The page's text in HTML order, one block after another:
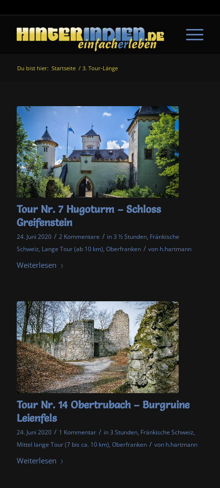
Du bist hier: Startseite / 3. Tour-Länge
Tour Nr. 7 Hugoturm – Schloss
Greifenstein
24. Juni 2020 / 2 Kommentare / in3 ½ Stunden, Fränkische
Schweiz, Lange Tour (ab 10 km), Oberfranken / von h.hartmann
Weiterlesen
Tour Nr. 14 Obertrubach – Burgruine
Leienfels
24. Juni 2020 / 1 Kommentar / in3 Stunden, Fränkische Schweiz,
Mittel lange Tour (7 bis ca. 10 km), Oberfranken / von h.hartmann
Weiterlesen